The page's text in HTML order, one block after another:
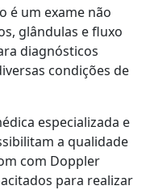
é um exame não
glândulas e fluxo
diagnósticos
condições de
especializada e
a qualidade
com Doppler
para realizar